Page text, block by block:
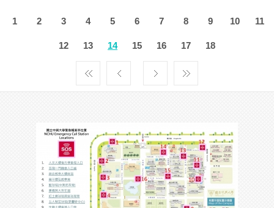
1 2 3 4 5 6 7 8 9 10 11
12 13 14 15 16 17 18